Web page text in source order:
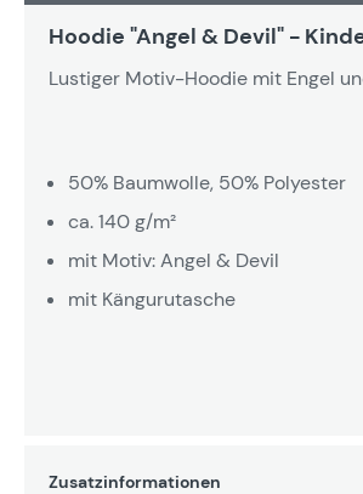
Hoodie "Angel & Devil" -
Lustiger Motiv-Hoodie mit Engel
50% Baumwolle, 50% Polyester
ca. 140 g/m²
mit Motiv: Angel & Devil
mit Kängurutasche
Zusatzinformationen